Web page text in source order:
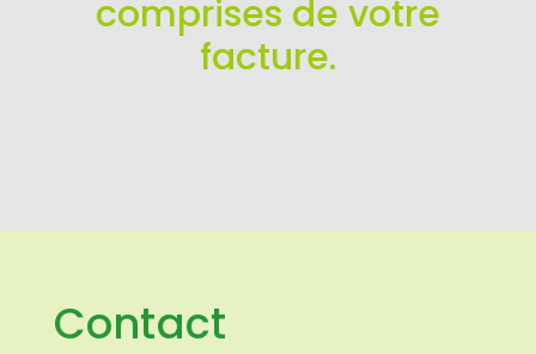
comprises de votre
facture.
Contact